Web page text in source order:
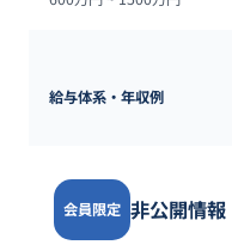
給与体系・年収例
会員限定 非公開情報